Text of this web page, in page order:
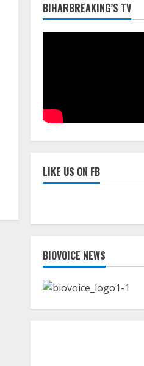
BIHARBREAKING’S TV
LIKE US ON FB
BIOVOICE NEWS